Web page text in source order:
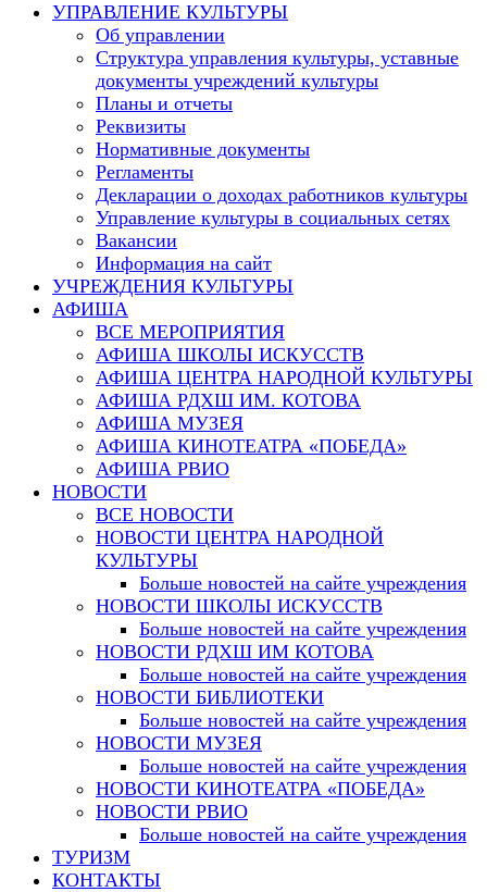
websiteУПРАВЛЕНИЕ КУЛЬТУРЫ
Об управлении
Структура управления культуры, уставные
документы учреждений культуры
Планы и отчеты
Реквизиты
Нормативные документы
Регламенты
Декларации о доходах работников культуры
Управление культуры в социальных сетях
Вакансии
Информация на сайт
УЧРЕЖДЕНИЯ КУЛЬТУРЫ
АФИША
ВСЕ МЕРОПРИЯТИЯ
АФИША ШКОЛЫ ИСКУССТВ
АФИША ЦЕНТРА НАРОДНОЙ КУЛЬТУРЫ
АФИША РДХШ ИМ. КОТОВА
АФИША МУЗЕЯ
АФИША КИНОТЕАТРА «ПОБЕДА»
АФИША РВИО
НОВОСТИ
ВСЕ НОВОСТИ
НОВОСТИ ЦЕНТРА НАРОДНОЙ
КУЛЬТУРЫ
Больше новостей на сайте учреждения
НОВОСТИ ШКОЛЫ ИСКУССТВ
Больше новостей на сайте учреждения
НОВОСТИ РДХШ ИМ КОТОВА
Больше новостей на сайте учреждения
НОВОСТИ БИБЛИОТЕКИ
Больше новостей на сайте учреждения
НОВОСТИ МУЗЕЯ
Больше новостей на сайте учреждения
НОВОСТИ КИНОТЕАТРА «ПОБЕДА»
НОВОСТИ РВИО
Больше новостей на сайте учреждения
ТУРИЗМ
КОНТАКТЫ